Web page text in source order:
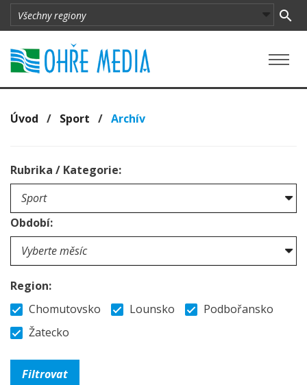
Úvod / Sport / Archív
Rubrika / Kategorie:
Období:
Region:
Chomutovsko
Lounsko
Podbořansko
Žatecko